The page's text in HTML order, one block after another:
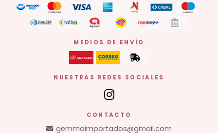
MEDIOS DE ENVÍO
NUESTRAS REDES SOCIALES
CONTACTO
gemmaimportados@gmail.com